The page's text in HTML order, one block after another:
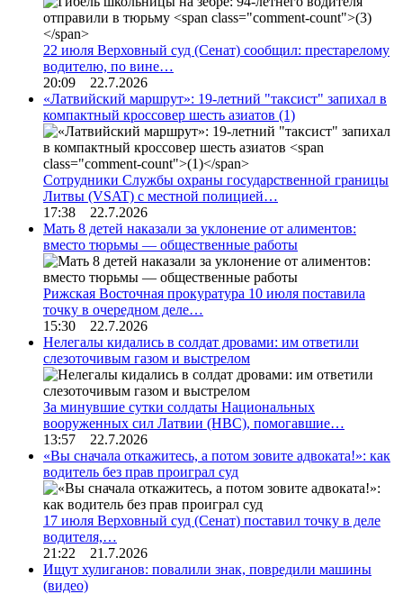
22 июля Верховный суд (Сенат) сообщил: престарелому
водителю, по вине…
20:09 22.7.2026
«Латвийский маршрут»: 19-летний "таксист" запихал в
компактный кроссовер шесть азиатов (1)
Сотрудники Службы охраны государственной границы
Литвы (VSAT) с местной полицией…
17:38 22.7.2026
Мать 8 детей наказали за уклонение от алиментов:
вместо тюрьмы — общественные работы
Рижская Восточная прокуратура 10 июля поставила
точку в очередном деле…
15:30 22.7.2026
Нелегалы кидались в солдат дровами: им ответили
слезоточивым газом и выстрелом
За минувшие сутки солдаты Национальных
вооруженных сил Латвии (НВС), помогавшие…
13:57 22.7.2026
«Вы сначала откажитесь, а потом зовите адвоката!»: как
водитель без прав проиграл суд
17 июля Верховный суд (Сенат) поставил точку в деле
водителя,…
21:22 21.7.2026
Ищут хулиганов: повалили знак, повредили машины
(видео)